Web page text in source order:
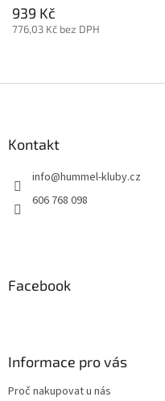
939 Kč
776,03 Kč bez DPH
Kontakt
info@hummel-kluby.cz
606 768 098
Facebook
Informace pro vás
Proč nakupovat u nás